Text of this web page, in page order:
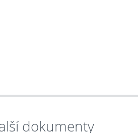
dokumenty